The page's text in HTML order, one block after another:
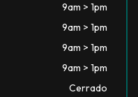
9am > 1pm
9am > 1pm
9am > 1pm
9am > 1pm
Cerrado